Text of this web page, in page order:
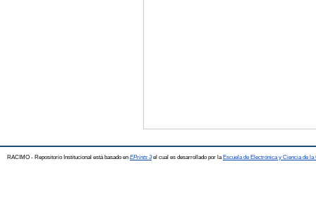
RACIMO - Repositorio Institucional está basado en EPrints 3el cual es desarrollado por la Escuela de Electrónica y Ciencia de la